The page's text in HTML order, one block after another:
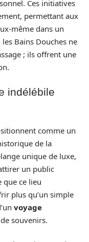
Ces initiatives
permettant aux
même dans un
Bains Douches ne
; ils offrent une
indélébile
comme un
de la
unique de luxe,
un public
que ce lieu
plus qu’un simple
voyage
souvenirs.